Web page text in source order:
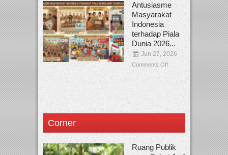
Antusiasme
Masyarakat
Indonesia
terhadap Piala
Dunia 2026...
Jun 27, 2026
Comments Off
Corner
Ruang Publik